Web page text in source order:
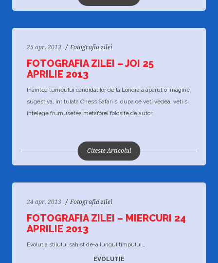
25 apr. 2013 Fotografia zilei
FOTOGRAFIA ZILEI – JOI 25
APRILIE 2013
Inaintea turneului candidatilor de la Londra a aparut o imagine
sugestiva, intitulata Chess Safari si dupa ce veti vedea, veti si
intelege frumusetea metaforei folosite de autor.
Citeste Articolul
24 apr. 2013 Fotografia zilei
FOTOGRAFIA ZILEI – MIERCURI 24
APRILIE 2013
Evolutia stilului sahist de-a lungul timpului…
EVOLUTIE